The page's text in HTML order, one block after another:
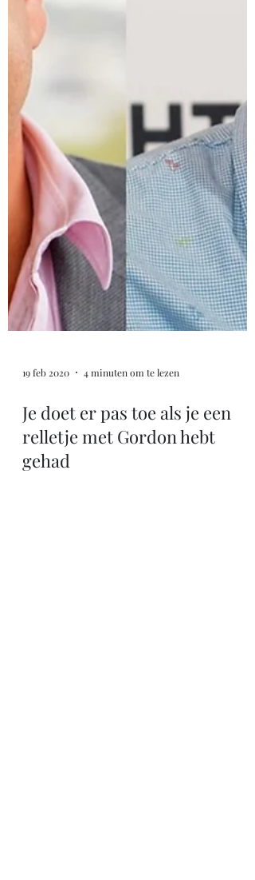
19 feb 2020 4 minuten om te lezen